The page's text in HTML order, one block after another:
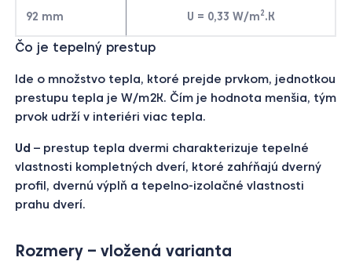
92 mm U = 0,33 W/m2.K
Čo je tepelný prestup
Ide o množstvo tepla, ktoré prejde prvkom, jednotkou
prestupu tepla je W/m2K. Čím je hodnota menšia, tým
prvok udrží v interiéri viac tepla.
Ud – prestup tepla dvermi charakterizuje tepelné
vlastnosti kompletných dverí, ktoré zahŕňajú dverný
profil, dvernú výplň a tepelno-izolačné vlastnosti
prahu dverí.
Rozmery – vložená varianta